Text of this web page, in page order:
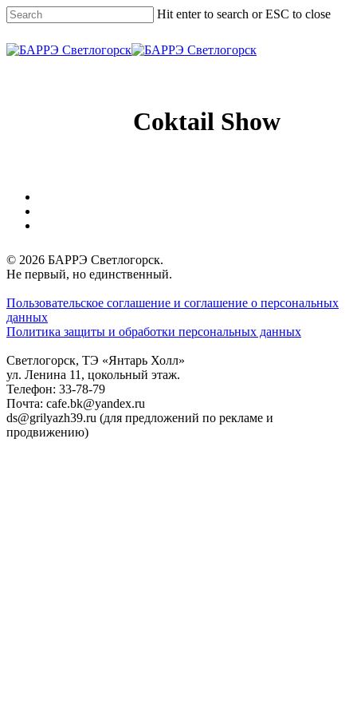
Skip
to
main
content
Hit enter to search or ESC to close
Close
Coktail Show
© 2026 БАРРЭ Светлогорск.
Не первый, но единственный.
Пользовательское соглашение и соглашение о персональных
данных
Политика защиты и обработки персональных данных
Светлогорск, ТЭ «Янтарь Холл»
ул. Ленина 11, цокольный этаж.
Телефон: 33-78-79
Почта: cafe.bk@yandex.ru
ds@grilyazh39.ru (для предложений по рекламе и
продвижению)